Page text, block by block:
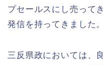
プセールスにし売って
発信を持ってきました。
三反県政においては、